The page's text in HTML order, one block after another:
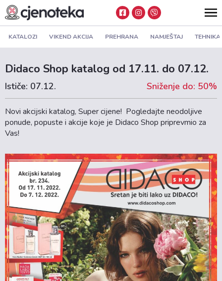
KATALOZI VIKEND AKCIJA PREHRANA NAMJEŠTAJ TEHNIKA
Didaco Shop katalog od 17.11. do 07.12.
Ističe: 07.12. Sniženje do: 50%
Novi akcijski katalog, Super cijene! Pogledajte neodoljive
ponude, popuste i akcije koje je Didaco Shop priprevmio za
Vas!